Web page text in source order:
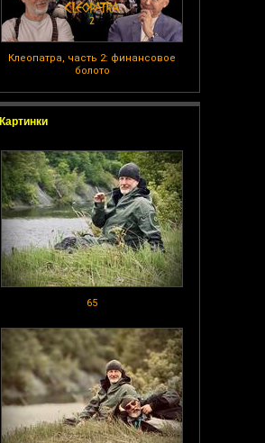
Клеопатра, часть 2: финансовое
болото
Картинки
65